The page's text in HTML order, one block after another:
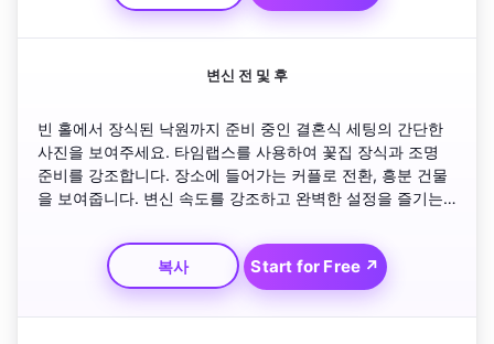
변신 전 및 후
빈 홀에서 장식된 낙원까지 준비 중인 결혼식 세팅의 간단한
사진을 보여주세요. 타임랩스를 사용하여 꽃집 장식과 조명
준비를 강조합니다. 장소에 들어가는 커플로 전환, 흥분 건물
을 보여줍니다. 변신 속도를 강조하고 완벽한 설정을 즐기는
복사 Start for Free ↗